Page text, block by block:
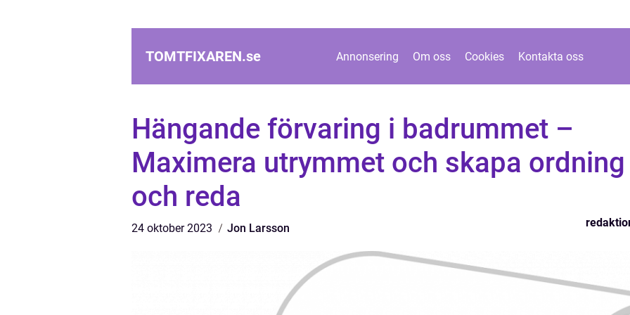
TOMTFIXAREN.se Annonsering Om oss Cookies Kontakta oss
Hängande förvaring i badrummet –
Maximera utrymmet och skapa ordning
och reda
24 oktober 2023 Jon Larsson